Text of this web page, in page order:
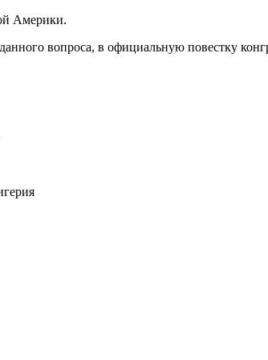
Америки.
вопроса, в официальную повестку